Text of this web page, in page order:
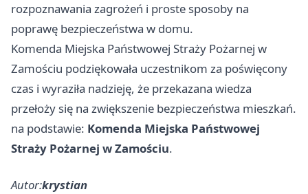
rozpoznawania zagrożeń i proste sposoby na
poprawę bezpieczeństwa w domu.
Komenda Miejska Państwowej Straży Pożarnej w
Zamościu podziękowała uczestnikom za poświęcony
czas i wyraziła nadzieję, że przekazana wiedza
przełoży się na zwiększenie bezpieczeństwa mieszkań.
na podstawie: Komenda Miejska Państwowej
Straży Pożarnej w Zamościu.
Autor:krystian